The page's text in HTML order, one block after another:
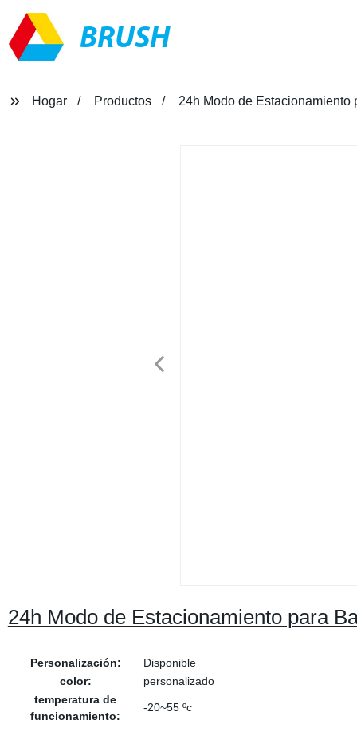
BRUSH
Hogar Productos 24h Modo de Estacionamiento
24h Modo de Estacionamiento para
Personalización:
Disponible
color:
personalizado
temperatura de
funcionamiento:
-20~55 ºc